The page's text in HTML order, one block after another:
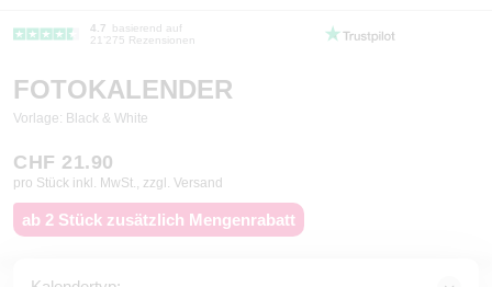
4.7
basierend auf
21’275 Rezensionen
FOTOKALENDER
Vorlage: Black & White
CHF 21.90
pro Stück inkl. MwSt., zzgl. Versand
ab 2 Stück zusätzlich Mengenrabatt